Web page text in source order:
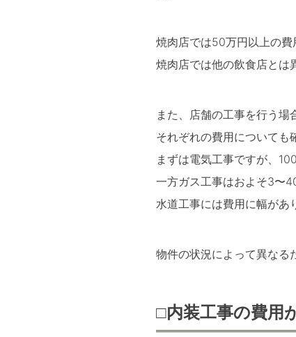
焼肉店では50万円以上の費
焼肉店では他の飲食店とは
また、店舗の工事を行う
それぞれの費用についても
まずは電気工事ですが、
一方ガス工事はおよそ3〜
水道工事には費用に幅があ
物件の状況によって異なる
□内装工事の費用